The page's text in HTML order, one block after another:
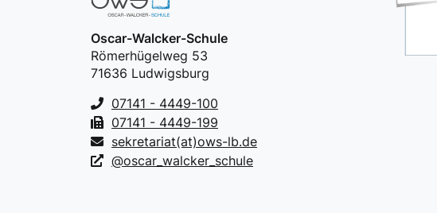
Oscar-Walcker-Schule
Römerhügelweg 53
71636 Ludwigsburg
07141 - 4449-100
07141 - 4449-199
sekretariat(at)ows-lb.de
@oscar_walcker_schule